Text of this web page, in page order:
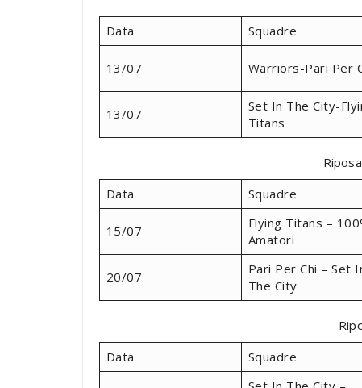
Data Squadre
13/07 Warriors-Pari Per
13/07
Set In The City-
Titans
Data
Squadre
15/07
Flying Titans –
Amatori
20/07
Pari Per Chi – Set
The City
Data
Squadre